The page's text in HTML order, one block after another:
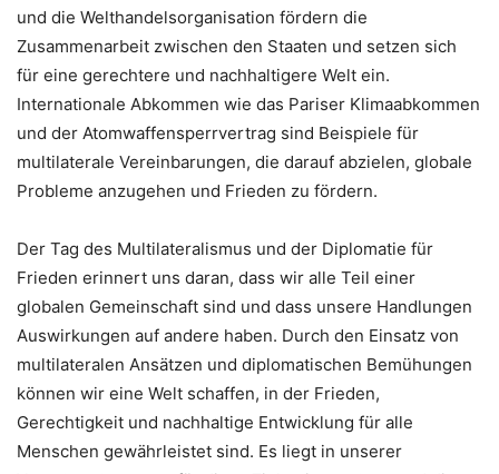
und die Welthandelsorganisation fördern die
Zusammenarbeit zwischen den Staaten und setzen sich
für eine gerechtere und nachhaltigere Welt ein.
Internationale Abkommen wie das Pariser Klimaabkommen
und der Atomwaffensperrvertrag sind Beispiele für
multilaterale Vereinbarungen, die darauf abzielen, globale
Probleme anzugehen und Frieden zu fördern.
Der Tag des Multilateralismus und der Diplomatie für
Frieden erinnert uns daran, dass wir alle Teil einer
globalen Gemeinschaft sind und dass unsere Handlungen
Auswirkungen auf andere haben. Durch den Einsatz von
multilateralen Ansätzen und diplomatischen Bemühungen
können wir eine Welt schaffen, in der Frieden,
Gerechtigkeit und nachhaltige Entwicklung für alle
Menschen gewährleistet sind. Es liegt in unserer